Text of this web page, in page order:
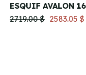
ESQUIF AVALON
2719.00 $ 2583.05 $